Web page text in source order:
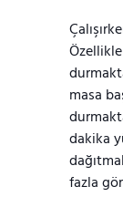
masa
dakika
fazla